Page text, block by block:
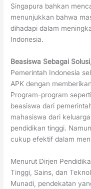
Singapura bahkan
menunjukkan bahwa
dihadapi dalam
Indonesia.
Beasiswa Sebagai
Pemerintah Indonesia
APK dengan
Program-program
beasiswa dari
mahasiswa dari
pendidikan tinggi.
cukup efektif dalam
Menurut Dirjen
Tinggi, Sains, dan
Munadi, pendekatan